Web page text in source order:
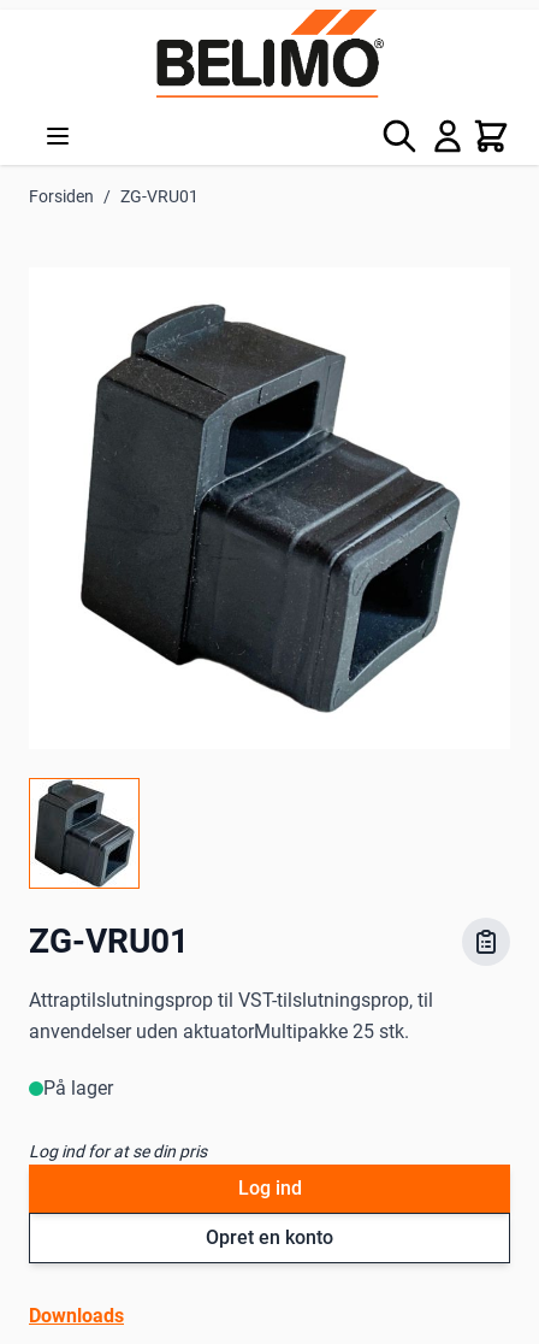
Søg Kurv
Forsiden / ZG-VRU01
ZG-VRU01
Attraptilslutningsprop til VST-tilslutningsprop, til
anvendelser uden aktuatorMultipakke 25 stk.
På lager
Log ind for at se din pris
Opret en konto
Log ind
Downloads